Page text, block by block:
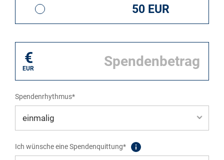
50 EUR
€
EUR
Spendenrhythmus*
Ich wünsche eine Spendenquittung*